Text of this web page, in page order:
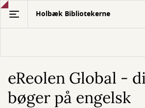
Gå
hovedindhold
Holbæk Bibliotekerne
eReolen Global -
bøger på engelsk